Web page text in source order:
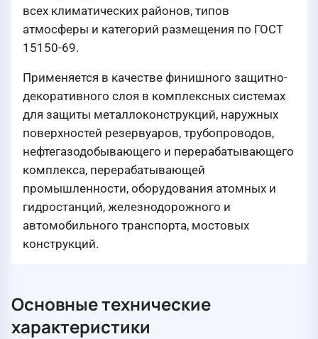
всех климатических районов, типов
атмосферы и категорий размещения по ГОСТ
15150-69.
Применяется в качестве финишного защитно-
декоративного слоя в комплексных системах
для защиты металлоконструкций, наружных
поверхностей резервуаров, трубопроводов,
нефтегазодобывающего и перерабатывающего
комплекса, перерабатывающей
промышленности, оборудования атомных и
гидростанций, железнодорожного и
автомобильного транспорта, мостовых
конструкций.
Основные технические
характеристики